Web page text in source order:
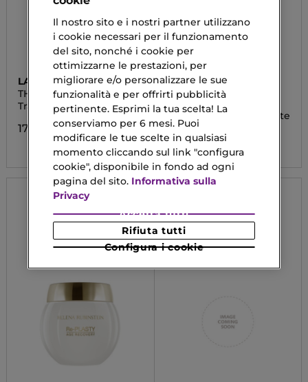
LA MER
THE RESURFACING
TREATMENT
Trattamento Viso
175,00 €
SISLEY
SOIN VELOURS
Trattamento Viso
Nutriente Giorno e Notte
172,80 €
Il nostro sito e i nostri partner utilizzano
i cookie necessari per il funzionamento
del sito, nonché i cookie per
ottimizzarne le prestazioni, per
migliorare e/o personalizzare le sue
funzionalità e per offrirti pubblicità
pertinente. Esprimi la tua scelta! La
conserviamo per 6 mesi. Puoi
modificare le tue scelte in qualsiasi
momento cliccando sul link "configura
cookie", disponibile in fondo ad ogni
pagina del sito. Informativa sulla
Privacy
Configura i cookie
Rifiuta tutti
Accetta tutti